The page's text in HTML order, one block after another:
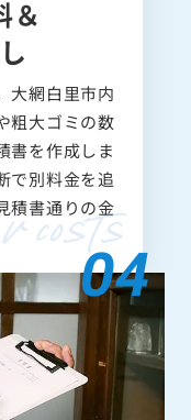
＆
大網白里市内
粗大ゴミの数
書を作成しま
で別料金を追
積書通りの金